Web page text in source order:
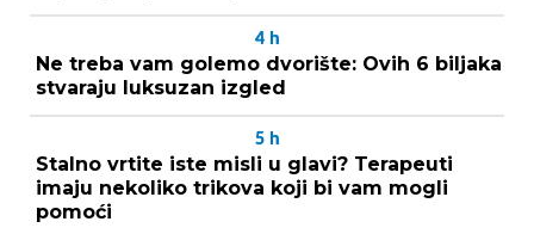
4 h
Ne treba vam golemo dvorište: Ovih 6 biljaka
stvaraju luksuzan izgled
5 h
Stalno vrtite iste misli u glavi? Terapeuti
imaju nekoliko trikova koji bi vam mogli
pomoći